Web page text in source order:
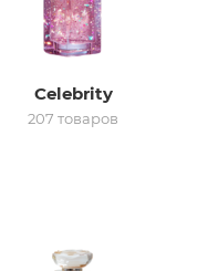
Celebrity
207 товаров